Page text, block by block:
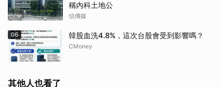
稱內科土地公
信傳媒
06 韓股血洗4.8%，這次台股會受到影響嗎？
CMoney
其他人也看了